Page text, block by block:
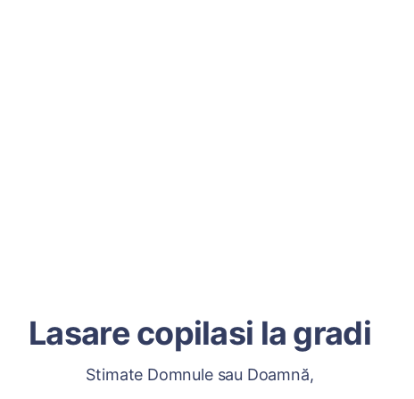
Lasare copilasi la gradi
Stimate Domnule sau Doamnă,